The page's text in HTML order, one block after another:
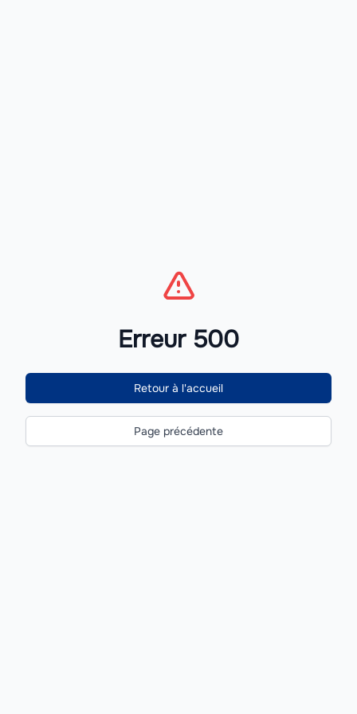
Erreur 500
Retour à l'accueil
Page précédente